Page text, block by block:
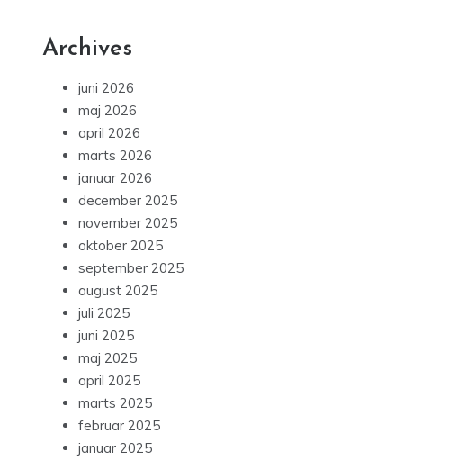
Archives
juni 2026
maj 2026
april 2026
marts 2026
januar 2026
december 2025
november 2025
oktober 2025
september 2025
august 2025
juli 2025
juni 2025
maj 2025
april 2025
marts 2025
februar 2025
januar 2025